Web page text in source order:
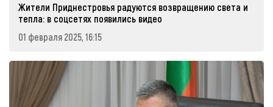
Жители Приднестровья радуются возвращению света и
тепла: в соцсетях появились видео
01 февраля 2025, 16:15